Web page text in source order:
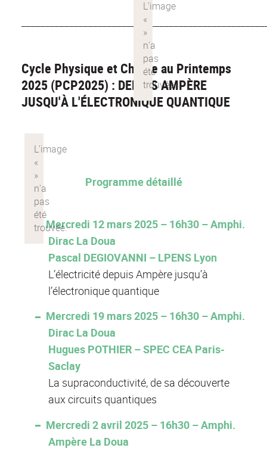
Cycle Physique et Chimie au Printemps
2025 (PCP2025) : DEPUIS AMPÈRE
JUSQU'À L'ÉLECTRONIQUE QUANTIQUE
Programme détaillé
Mercredi 12 mars 2025 – 16h30 – Amphi.
Dirac La Doua
Pascal DEGIOVANNI – LPENS Lyon
L’électricité depuis Ampère jusqu’à
l’électronique quantique
Mercredi 19 mars 2025 – 16h30 – Amphi.
Dirac La Doua
Hugues POTHIER – SPEC CEA Paris-
Saclay
La supraconductivité, de sa découverte
aux circuits quantiques
Mercredi 2 avril 2025 – 16h30 – Amphi.
Ampère La Doua